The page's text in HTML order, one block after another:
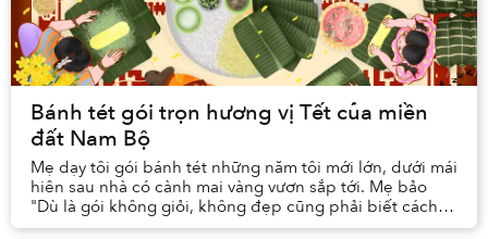
Bánh tét gói trọn hương vị Tết của miền
đất Nam Bộ
Mẹ dạy tôi gói bánh tét những năm tôi mới lớn, dưới mái
hiên sau nhà có cành mai vàng vươn sắp tới. Mẹ bảo
"Dù là gói không giỏi, không đẹp cũng phải biết cách
làm ra vị của chiếc bánh quen thuộc.”